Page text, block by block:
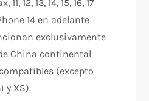
12, 13, 14, 15, 16, 17
14 en adelante
exclusivamente
China continental
(excepto
y XS).​